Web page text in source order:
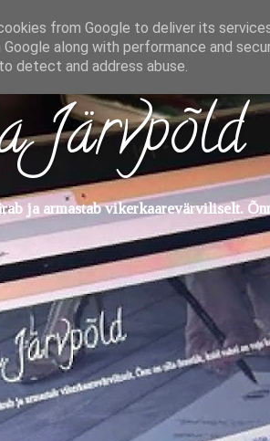
Järvpõld
ja armastab vikerkaarevärviliselt.
from Google to deliver its
Google along with performance and
detect and address abuse.